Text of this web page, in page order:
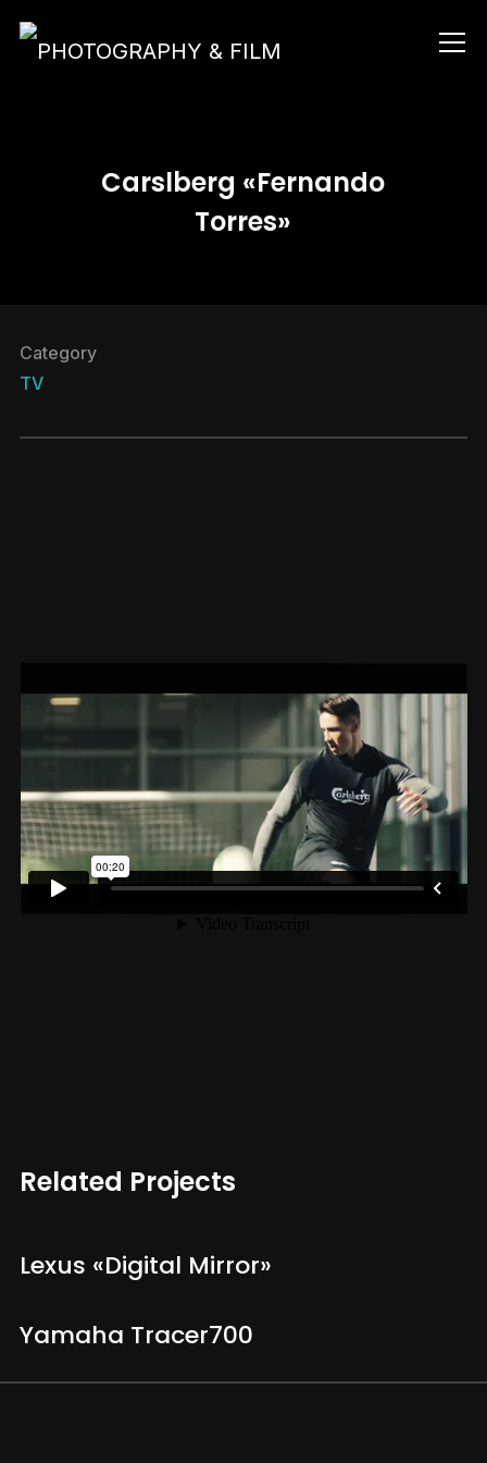
Info
Carslberg «Fernando
Torres»
Category
TV
Related Projects
Lexus «Digital Mirror»
Yamaha Tracer700